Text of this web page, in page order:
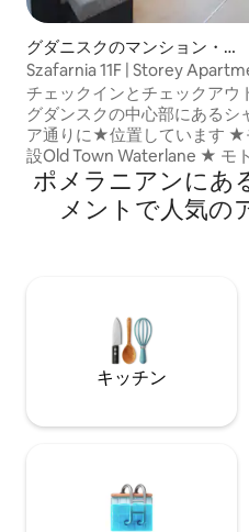
グダニスクのマンション・ア
パート
Szafarnia 11F | Storey
コニー
チェックインとチェックア
グダンスクの中心部にあるシ
ア通りに★位置しています ★
設Old Town Waterlane ★ モ
とり ★旧市街のすぐそば バス停まで
★260m ★グダニスクダウン
で1.4 km ★面積：36平方メ
ムを無料でご利用いただけま
請求書（ご要望に応じて）
ポメラニアンにあ
メントで人気の
キッチン